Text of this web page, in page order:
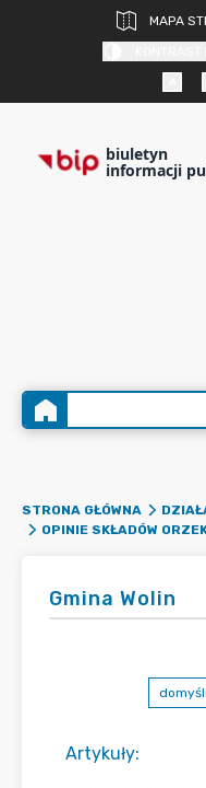
MAPA
biuletyn
informacji
STRONA GŁÓWNA
OPINIE SKŁADÓW
Gmina Wolin
Artykuły: